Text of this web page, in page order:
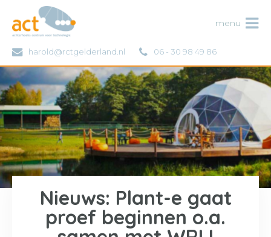
harold@rctgelderland.nl 06 - 30 98 49 86
ACT
Nieuws: Plant-e gaat
proef beginnen o.a.
menu